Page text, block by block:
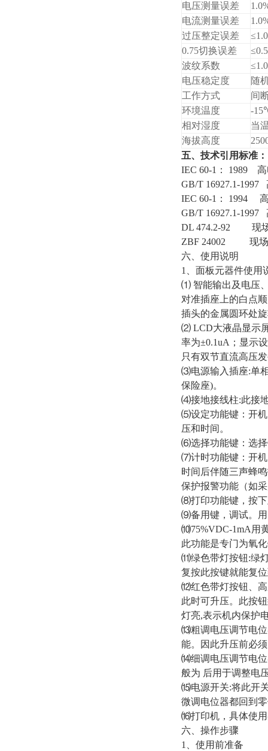
电压测量误差
电流测量误差
过压整定误差
0.75切换误差
波纹系数
电压稳定度
随
工作方式
间
环境温度
-
相对湿度
当
海拔高度
五、技术引用标准：
IEC 60-1： 1989
GB/T 16927.1-
IEC 60-1： 1994
GB/T 16927.1-
DL 474.2-92 现场
ZBF 24002 现场
六、使用说明
1、面板元器件使用
⑴ 智能输出及电压
对准插座上的白点
插头的金属圆环处
⑵ LCD大液晶显示
率为±0.1uA；显示
只有双节直流高压
⑶电源输入插座:单
保险座)。
⑷接地接线柱:此接
⑸设定功能键：开机
压和时间。
⑹选择功能键：选择
⑺计时功能键：开机
时间后伴随三声蜂
保护报警功能（如
⑻打印功能键，按
⑼备用键，调试。
⑽75%VDC-1mA用
此功能是专门为氧
⑾绿色带灯按钮:绿
复按此按键就能复
⑿红色带灯按钮、高
此时可升压。此按
灯亮,表示机内保护
⒀粗调电压调节电位
能。因此升压前必
⒁细调电压调节电位
般为 后用于调整电
⒂电源开关:将此开
微调电位器都回到
⒃打印机，具体使
六、操作步骤
1、使用前准备